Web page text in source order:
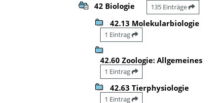
42 Biologie 135 Einträge
42.13 Molekularbiologie
1 Eintrag
42.60 Zoologie: Allgemeines
1 Eintrag
42.63 Tierphysiologie
1 Eintrag